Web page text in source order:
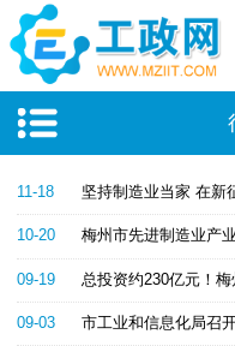
11-18
10-20
09-19 总投资约230亿元！
09-03 市工业和信息化局召